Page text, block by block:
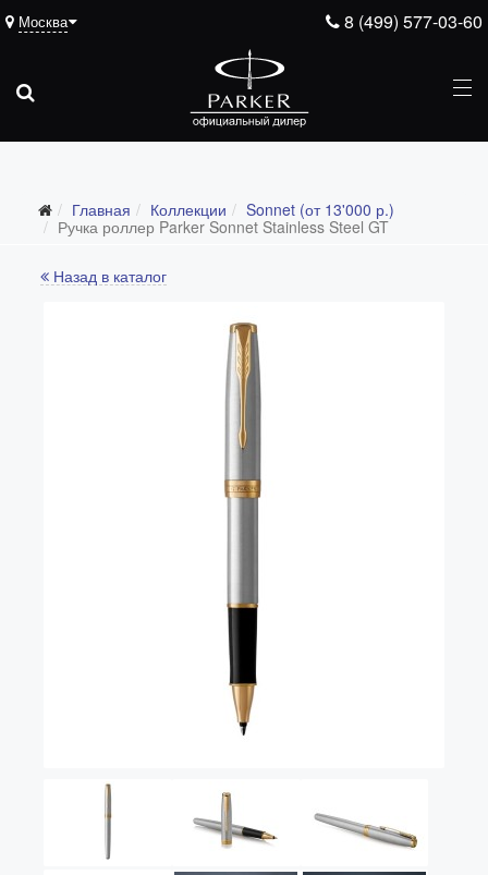
8 (499) 577-03-60
Москва
Главная Коллекции
Sonnet (от 13'000 р.)
Ручка роллер Parker Sonnet Stainless Steel GT
Назад в каталог
Все коллекции
Sonnet (от 13'000 р.)
Parker 51 (от 14'600 р.)